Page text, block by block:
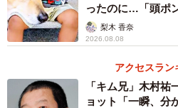
ったのに…「頭ポ
「尊…」
梨木 香奈
2026.08.08
アクセスラン
「キム兄」木村
ョット「一瞬、分